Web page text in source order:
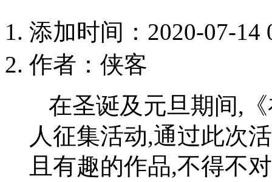
添加时间：2020-07-14
作者：侠客
在圣诞及元旦期间,
人征集活动,通过此次
且有趣的作品,不得不